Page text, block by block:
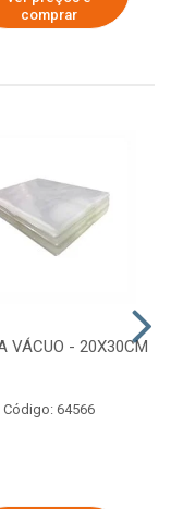
comprar
VÁCUO - 20X30CM
Código: 64566